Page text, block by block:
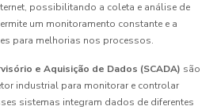
possibilitando a coleta e análise de
um monitoramento constante e a
para melhorias nos processos.
e Aquisição de Dados (SCADA) são
industrial para monitorar e controlar
sistemas integram dados de diferentes